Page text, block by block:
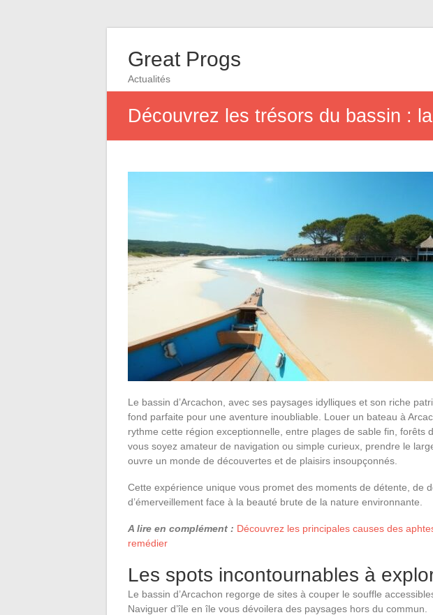
Great Progs
Actualités
Découvrez les trésors du bassin :
Le bassin d’Arcachon, avec ses paysages idylliques et son riche
fond parfaite pour une aventure inoubliable. Louer un bateau à
rythme cette région exceptionnelle, entre plages de sable fin, forêts
vous soyez amateur de navigation ou simple curieux, prendre le
ouvre un monde de découvertes et de plaisirs insoupçonnés.
Cette expérience unique vous promet des moments de détente, de
d’émerveillement face à la beauté brute de la nature environnante.
A lire en complément : Découvrez les principales causes des
remédier
Les spots incontournables à
Le bassin d’Arcachon regorge de sites à couper le souffle
Naviguer d’île en île vous dévoilera des paysages hors du commun.